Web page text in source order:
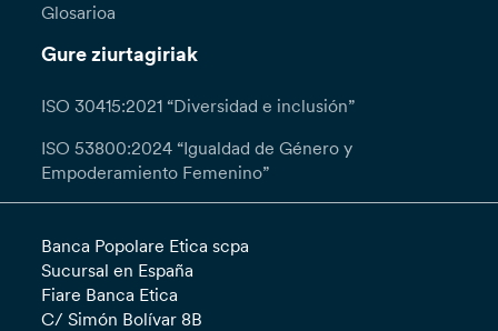
Glosarioa
Gure ziurtagiriak
ISO 30415:2021 “Diversidad e inclusión”
ISO 53800:2024 “Igualdad de Género y
Empoderamiento Femenino”
Banca Popolare Etica scpa
Sucursal en España
Fiare Banca Etica
C/ Simón Bolívar 8B